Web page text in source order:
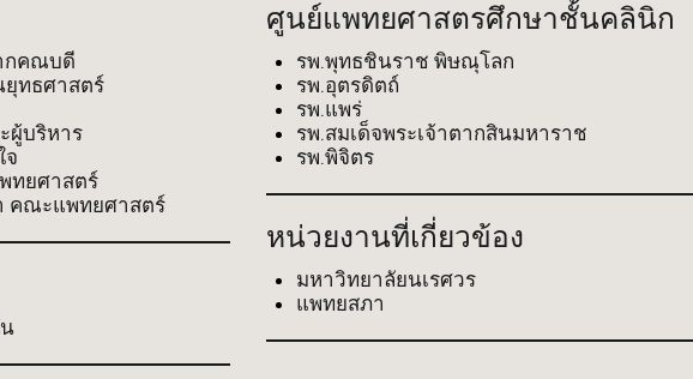
กคณบดี
ทธศาสตร์
ผู้บริหาร
จ
ทยศาสตร์
คณะแพทยศาสตร์
ศูนย์แพทยศาสตรศึกษาชั้นคลินิก
รพ.พุทธชินราช พิษณุโลก
รพ.อุตรดิตถ์
รพ.แพร่
รพ.สมเด็จพระเจ้าตากสินมหาราช
รพ.พิจิตร
หน่วยงานที่เกี่ยวข้อง
มหาวิทยาลัยนเรศวร
แพทยสภา